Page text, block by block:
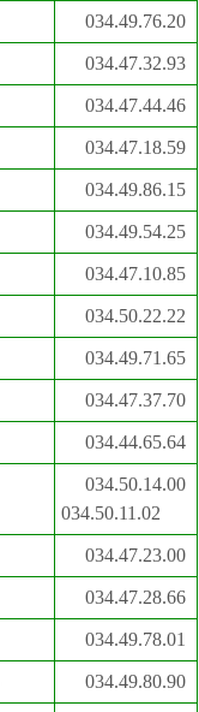
034.49.76.20
034.47.32.93
034.47.44.46
034.47.18.59
034.49.86.15
034.49.54.25
034.47.10.85
034.50.22.22
034.49.71.65
034.47.37.70
034.44.65.64
034.50.14.00
034.50.11.02
034.47.23.00
034.47.28.66
034.49.78.01
034.49.80.90